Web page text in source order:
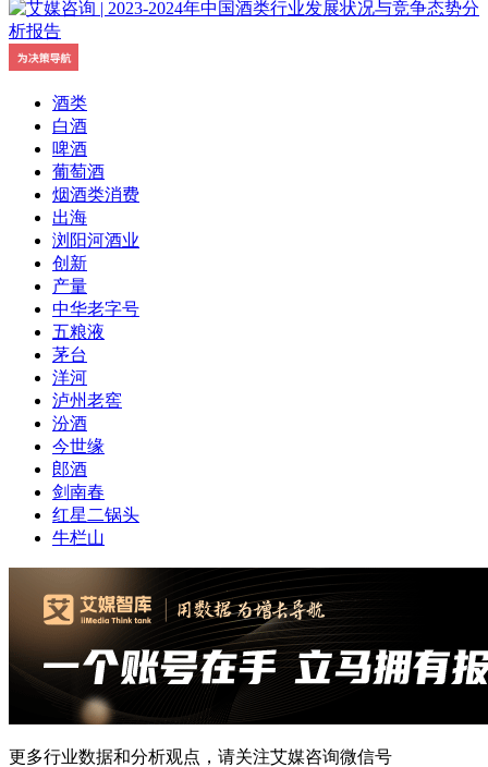
酒类
白酒
啤酒
葡萄酒
烟酒类消费
出海
浏阳河酒业
创新
产量
中华老字号
五粮液
茅台
洋河
泸州老窖
汾酒
今世缘
郎酒
剑南春
红星二锅头
牛栏山
更多行业数据和分析观点，请关注艾媒咨询微信号